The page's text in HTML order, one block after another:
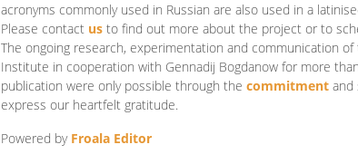
acronyms commonly used in Russian are also used in a
Please contact us to find out more about the project or to
The ongoing research, experimentation and communication
Institute in cooperation with Gennadij Bogdanow for more
publication were only possible through the commitment and
express our heartfelt gratitude.
Powered by Froala Editor